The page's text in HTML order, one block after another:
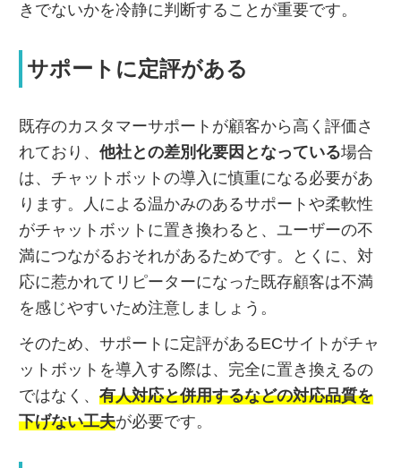
きでないかを冷静に判断することが重要です。
サポートに定評がある
既存のカスタマーサポートが顧客から高く評価さ
れており、 他社との差別化要因となっている場合
は、チャットボットの導入に慎重になる必要があ
ります。人による温かみのあるサポートや柔軟性
がチャットボットに置き換わると、ユーザーの不
満につながるおそれがあるためです。とくに、対
応に惹かれてリピーターになった既存顧客は不満
を感じやすいため注意しましょう。
そのため、サポートに定評があるECサイトがチャ
ットボットを導入する際は、完全に置き換えるの
ではなく、 有人対応と併用するなどの対応品質を
下げない工夫が必要です。